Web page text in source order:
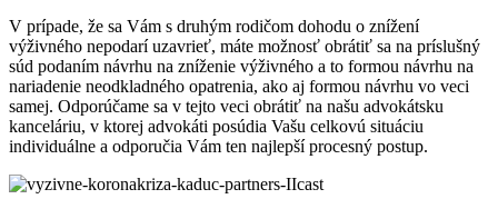
V prípade, že sa Vám s druhým rodičom dohodu o znížení
výživného nepodarí uzavrieť, máte možnosť obrátiť sa na príslušný
súd podaním návrhu na zníženie výživného a to formou návrhu na
nariadenie neodkladného opatrenia, ako aj formou návrhu vo veci
samej. Odporúčame sa v tejto veci obrátiť na našu advokátsku
kanceláriu, v ktorej advokáti posúdia Vašu celkovú situáciu
individuálne a odporučia Vám ten najlepší procesný postup.